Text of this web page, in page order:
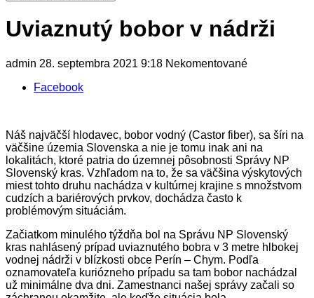
Uviaznutý bobor v nádrži
admin 28. septembra 2021 9:18 Nekomentované
Facebook
Náš najväčší hlodavec, bobor vodný (Castor fiber), sa šíri na
väčšine územia Slovenska a nie je tomu inak ani na
lokalitách, ktoré patria do územnej pôsobnosti Správy NP
Slovenský kras. Vzhľadom na to, že sa väčšina výskytových
miest tohto druhu nachádza v kultúrnej krajine s množstvom
cudzích a bariérových prvkov, dochádza často k
problémovým situáciám.
Začiatkom minulého týždňa bol na Správu NP Slovenský
kras nahlásený prípad uviaznutého bobra v 3 metre hlbokej
vodnej nádrži v blízkosti obce Perín – Chym. Podľa
oznamovateľa kuriózneho prípadu sa tam bobor nachádzal
už minimálne dva dni. Zamestnanci našej správy začali so